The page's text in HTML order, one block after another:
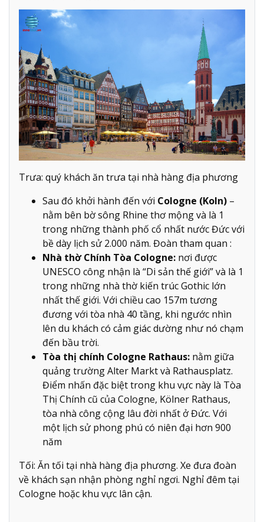
Trưa: quý khách ăn trưa tại nhà hàng địa phương
Sau đó khởi hành đến với Cologne (Koln) –
nằm bên bờ sông Rhine thơ mộng và là 1
trong những thành phố cổ nhất nước Đức với
bề dày lịch sử 2.000 năm. Đoàn tham quan :
Nhà thờ Chính Tòa Cologne: nơi được
UNESCO công nhận là “Di sản thế giới” và là 1
trong những nhà thờ kiến trúc Gothic lớn
nhất thế giới. Với chiều cao 157m tương
đương với tòa nhà 40 tầng, khi ngước nhìn
lên du khách có cảm giác dường như nó chạm
đến bầu trời.
Tòa thị chính Cologne Rathaus: nằm giữa
quảng trường Alter Markt và Rathausplatz.
Điểm nhấn đặc biệt trong khu vực này là Tòa
Thị Chính cũ của Cologne, Kölner Rathaus,
tòa nhà công cộng lâu đời nhất ở Đức. Với
một lịch sử phong phú có niên đại hơn 900
năm
Tối: Ăn tối tại nhà hàng địa phương. Xe đưa đoàn
về khách sạn nhận phòng nghỉ ngơi. Nghỉ đêm tại
Cologne hoặc khu vực lân cận.